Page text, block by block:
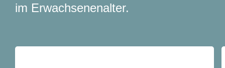
im Erwachsenenalter.